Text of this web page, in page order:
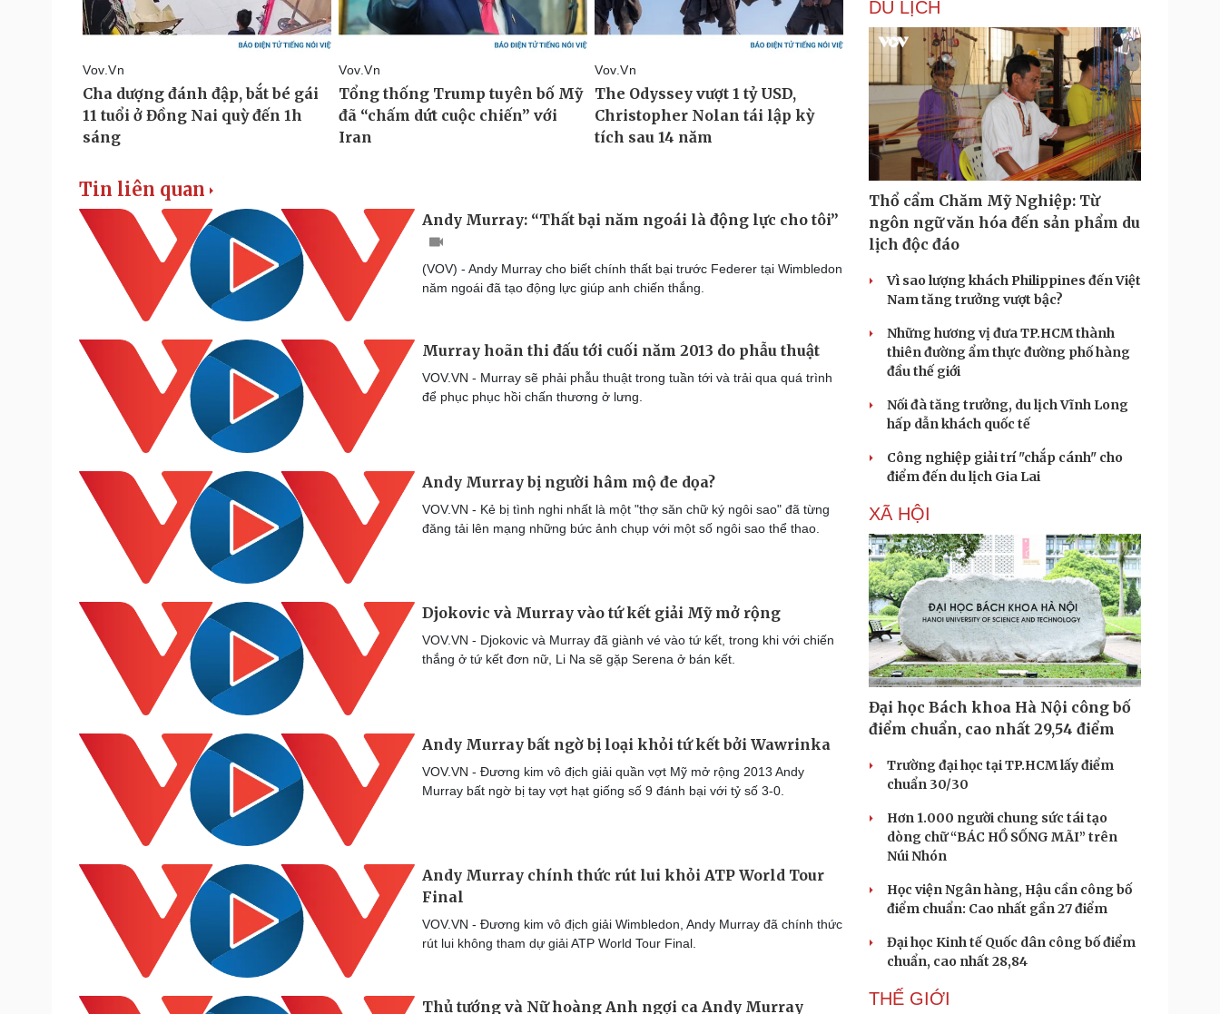
Tin liên quan
Andy Murray: “Thất bại năm ngoái là động lực cho tôi”
(VOV) - Andy Murray cho biết chính thất bại trước Federer tại Wimbledon
năm ngoái đã tạo động lực giúp anh chiến thắng.
Murray hoãn thi đấu tới cuối năm 2013 do phẫu thuật
VOV.VN - Murray sẽ phải phẫu thuật trong tuần tới và trải qua quá trình
để phục phục hồi chấn thương ở lưng.
Andy Murray bị người hâm mộ đe dọa?
VOV.VN - Kẻ bị tình nghi nhất là một "thợ săn chữ ký ngôi sao" đã từng
đăng tải lên mạng những bức ảnh chụp với một số ngôi sao thể thao.
Djokovic và Murray vào tứ kết giải Mỹ mở rộng
VOV.VN - Djokovic và Murray đã giành vé vào tứ kết, trong khi với chiến
thắng ở tứ kết đơn nữ, Li Na sẽ gặp Serena ở bán kết.
Andy Murray bất ngờ bị loại khỏi tứ kết bởi Wawrinka
VOV.VN - Đương kim vô địch giải quần vợt Mỹ mở rộng 2013 Andy
Murray bất ngờ bị tay vợt hạt giống số 9 đánh bại với tỷ số 3-0.
Andy Murray chính thức rút lui khỏi ATP World Tour
Final
VOV.VN - Đương kim vô địch giải Wimbledon, Andy Murray đã chính thức
rút lui không tham dự giải ATP World Tour Final.
Thủ tướng và Nữ hoàng Anh ngợi ca Andy Murray
DU LỊCH
Thổ cẩm Chăm Mỹ Nghiệp: Từ
ngôn ngữ văn hóa đến sản phẩm du
lịch độc đáo
Vì sao lượng khách Philippines đến Việt
Nam tăng trưởng vượt bậc?
Những hương vị đưa TP.HCM thành
thiên đường ẩm thực đường phố hàng
đầu thế giới
Nối đà tăng trưởng, du lịch Vĩnh Long
hấp dẫn khách quốc tế
Công nghiệp giải trí "chắp cánh" cho
điểm đến du lịch Gia Lai
XÃ HỘI
Đại học Bách khoa Hà Nội công bố
điểm chuẩn, cao nhất 29,54 điểm
Trường đại học tại TP.HCM lấy điểm
chuẩn 30/30
Hơn 1.000 người chung sức tái tạo
dòng chữ “BÁC HỒ SỐNG MÃI” trên
Núi Nhón
Học viện Ngân hàng, Hậu cần công bố
điểm chuẩn: Cao nhất gần 27 điểm
Đại học Kinh tế Quốc dân công bố điểm
chuẩn, cao nhất 28,84
THẾ GIỚI